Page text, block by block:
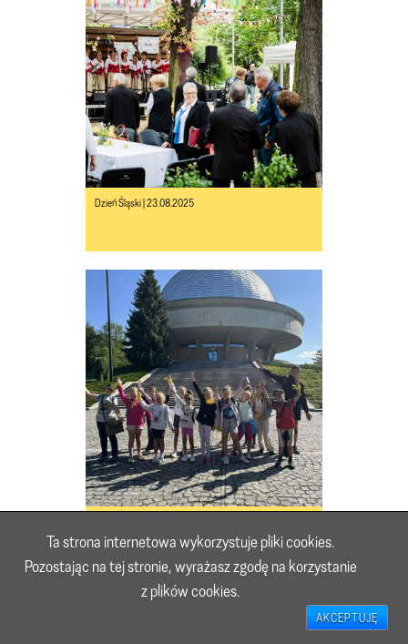
Dzień Śląski | 23.08.2025
Ta strona internetowa wykorzystuje pliki cookies.
Pozostając na tej stronie, wyrażasz zgodę na korzystanie
z plików cookies.
AKCEPTUJĘ